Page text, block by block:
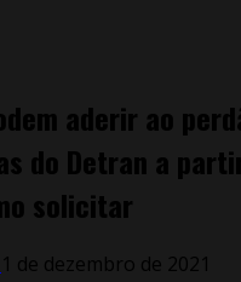
aderir ao
do Detran a
solicitar
1 de dezembro de 2021